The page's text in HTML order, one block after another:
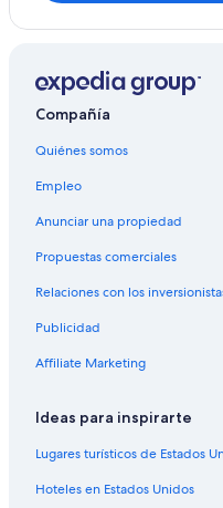
Hoteles ecológicos en
Hoteles en la playa en
Hoteles románticos en
Hoteles baratos en
Hoteles cerca del
Hoteles cerca del
Hoteles con aguas
Hoteles con cocina en
Hoteles con desayuno
Hoteles con alberca en
Hoteles con restaurante
Hoteles con sauna en
Compañía
Quiénes somos
Empleo
Anunciar una propiedad
Propuestas comerciales
Relaciones con los
Publicidad
Affiliate Marketing
Ideas para inspirarte
Lugares turísticos de Estados
Hoteles en Estados Unidos